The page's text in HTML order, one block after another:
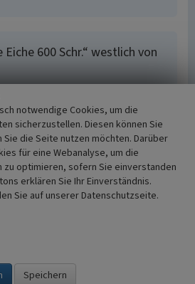
600 Schr.“ westlich von
als 1:20.000)
Geländebegehung/-
notwendige Cookies, um die
sicherzustellen. Diesen können Sie
die Seite nutzen möchten. Darüber
für eine Webanalyse, um die
optimieren, sofern Sie einverstanden
erklären Sie Ihr Einverständnis.
Sie auf unserer Datenschutzseite.